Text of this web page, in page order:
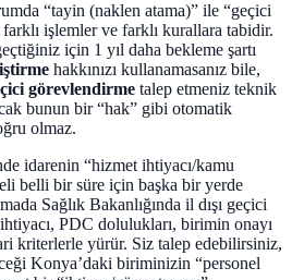
“tayin (naklen atama)” ile “geçici
işlemler ve farklı kurallara tabidir.
için 1 yıl daha bekleme şartı
hakkınızı kullanamasanız bile,
görevlendirme talep etmeniz teknik
bunun bir “hak” gibi otomatik
olmaz.
idarenin “hizmet ihtiyacı/kamu
belli bir süre için başka bir yerde
Sağlık Bakanlığında il dışı geçici
PDC dolulukları, birimin onayı
kriterlerle yürür. Siz talep edebilirsiniz,
Konya’daki biriminizin “personel